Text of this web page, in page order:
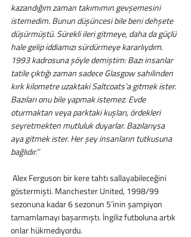
kazandığım zaman takımımın gevşemesini
istemedim. Bunun düşüncesi bile beni dehşete
düşürmüştü. Sürekli ileri gitmeye, daha da güçlü
hale gelip iddiamızı sürdürmeye kararlıydım.
1993 kadrosuna şöyle demiştim: Bazı insanlar
tatile çıktığı zaman sadece Glasgow sahilinden
kırk kilometre uzaktaki Saltcoats’a gitmek ister.
Bazıları onu bile yapmak istemez. Evde
oturmaktan veya parktaki kuşları, ördekleri
seyretmekten mutluluk duyarlar. Bazılarıysa
aya gitmek ister. Her şey insanların tutkusuna
bağlıdır.’’
göstermişti. Manchester United, 1998/99
sezonuna kadar 6 sezonun 5’inin şampiyon
tamamlamayı başarmıştı. İngiliz futboluna artık
onlar hükmediyordu.